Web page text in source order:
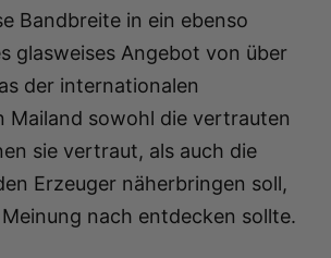
Bandbreite in ein ebenso
glasweises Angebot von über
der internationalen
Mailand sowohl die vertrauten
sie vertraut, als auch die
Erzeuger näherbringen soll,
nach entdecken sollte.